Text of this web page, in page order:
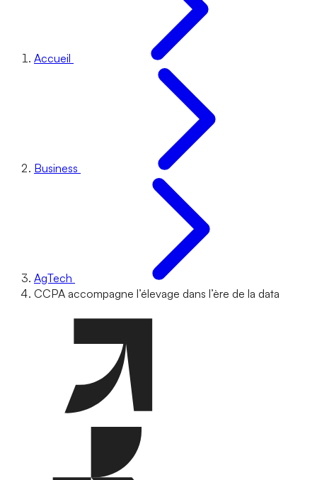
Accueil
Business
AgTech
CCPA accompagne l’élevage dans l’ère de la data